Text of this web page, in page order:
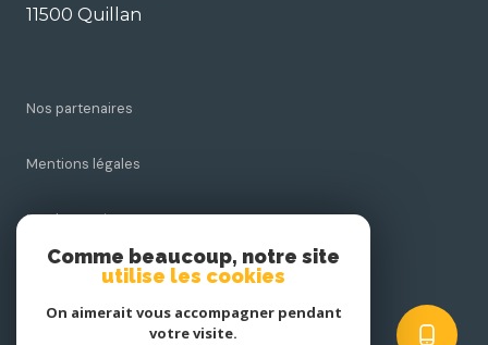
11500 Quillan
Nos partenaires
Mentions légales
Nos honoraires
Comme beaucoup, notre site
utilise les cookies
On aimerait vous accompagner pendant
votre visite.